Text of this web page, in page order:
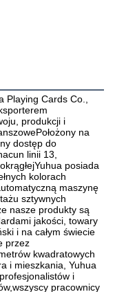
Playing Cards Co.,
produkcji i
na
dostęp do
linii 13,
posiada
kolorach
maszynę
sztywnych
nasze produkty są
jakości, towary
i na całym świecie
przez
kwadratowych
i mieszkania, Yuhua
i
pracownicy